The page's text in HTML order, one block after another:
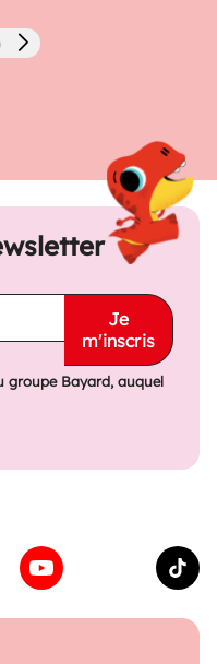
Suivant
Je
m'inscris
groupe Bayard, auquel